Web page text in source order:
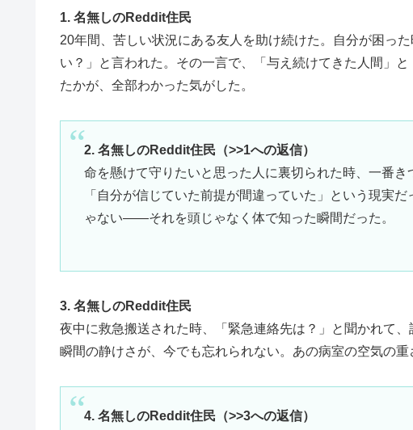
1. 名無しのReddit住民
20年間、苦しい状況にある友人を助け続けた。自分が困っ
い？」と言われた。その一言で、「与え続けてきた人間」
たかが、全部わかった気がした。
2. 名無しのReddit住民（>>1への返信）
命を懸けて守りたいと思った人に裏切られた時、一番
「自分が信じていた前提が間違っていた」という現実
ゃない——それを頭じゃなく体で知った瞬間だった。
3. 名無しのReddit住民
夜中に救急搬送された時、「緊急連絡先は？」と聞かれて
瞬間の静けさが、今でも忘れられない。あの病室の空気の重
4. 名無しのReddit住民（>>3への返信）